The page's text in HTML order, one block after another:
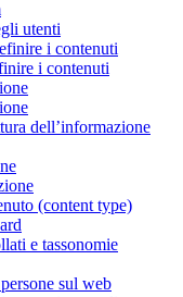
utenti
i contenuti
i contenuti
dell’informazione
(content type)
e tassonomie
sul web